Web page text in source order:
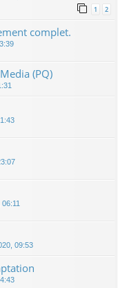
1 2
complet.
(PQ)
09:53